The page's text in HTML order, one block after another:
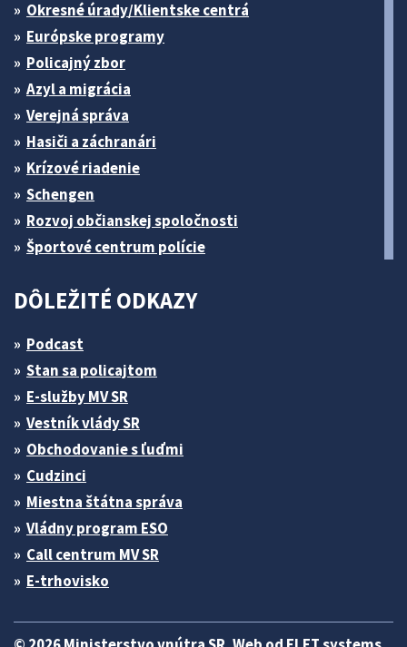
Okresné úrady/Klientske centrá
Európske programy
Policajný zbor
Azyl a migrácia
Verejná správa
Hasiči a záchranári
Krízové riadenie
Schengen
Rozvoj občianskej spoločnosti
Športové centrum polície
DÔLEŽITÉ ODKAZY
Podcast
Stan sa policajtom
E-služby MV SR
Vestník vlády SR
Obchodovanie s ľuďmi
Cudzinci
Miestna štátna správa
Vládny program ESO
Call centrum MV SR
E-trhovisko